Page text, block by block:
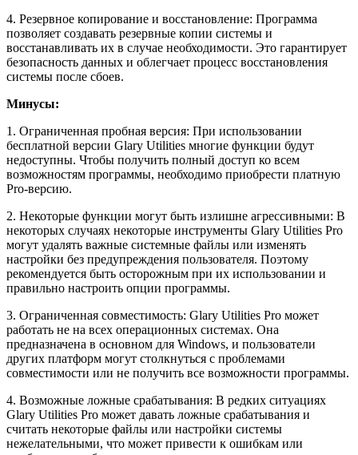
4. Резервное копирование и восстановление: Программа
позволяет создавать резервные копии системы и
восстанавливать их в случае необходимости. Это гарантирует
безопасность данных и облегчает процесс восстановления
системы после сбоев.
Минусы:
1. Ограниченная пробная версия: При использовании
бесплатной версии Glary Utilities многие функции будут
недоступны. Чтобы получить полный доступ ко всем
возможностям программы, необходимо приобрести платную
Pro-версию.
2. Некоторые функции могут быть излишне агрессивными: В
некоторых случаях некоторые инструменты Glary Utilities Pro
могут удалять важные системные файлы или изменять
настройки без предупреждения пользователя. Поэтому
рекомендуется быть осторожным при их использовании и
правильно настроить опции программы.
3. Ограниченная совместимость: Glary Utilities Pro может
работать не на всех операционных системах. Она
предназначена в основном для Windows, и пользователи
других платформ могут столкнуться с проблемами
совместимости или не получить все возможности программы.
4. Возможные ложные срабатывания: В редких ситуациях
Glary Utilities Pro может давать ложные срабатывания и
считать некоторые файлы или настройки системы
нежелательными, что может привести к ошибкам или